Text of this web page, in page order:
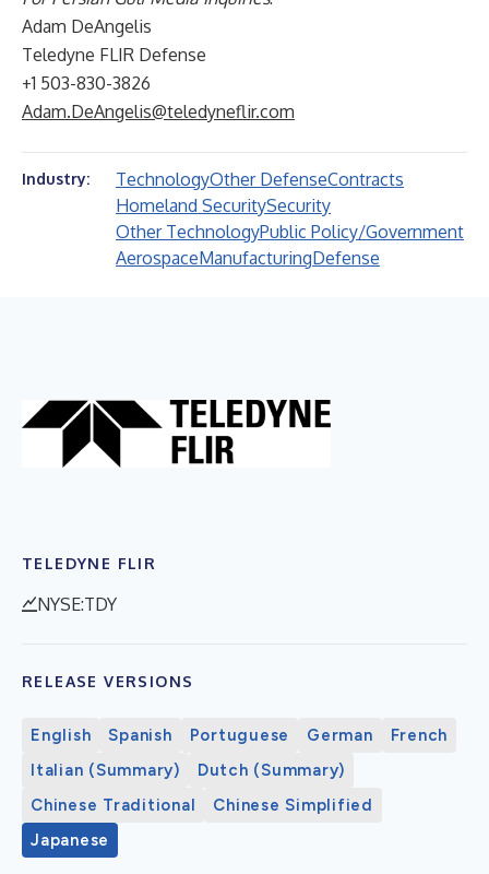
Adam DeAngelis
Teledyne FLIR Defense
+1 503-830-3826
Adam.DeAngelis@teledyneflir.com
Industry: TechnologyOther DefenseContracts
Homeland SecuritySecurity
Other TechnologyPublic Policy/Government
AerospaceManufacturingDefense
TELEDYNE FLIR
NYSE:TDY
RELEASE VERSIONS
English Spanish Portuguese German
French
Italian (Summary)
Dutch (Summary)
Chinese Traditional
Chinese Simplified
Japanese